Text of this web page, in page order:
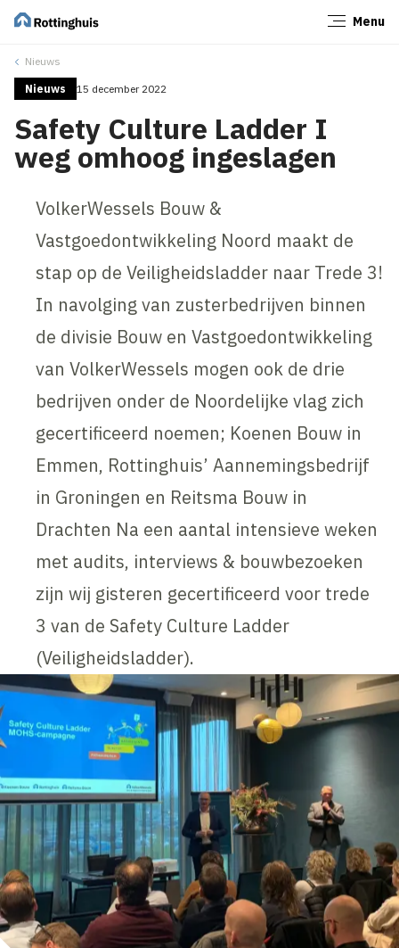
Menu
Nieuws
Nieuws 15 december 2022
Safety Culture Ladder I
weg omhoog ingeslagen
VolkerWessels Bouw &
Vastgoedontwikkeling Noord maakt de
stap op de Veiligheidsladder naar Trede 3!
In navolging van zusterbedrijven binnen
de divisie Bouw en Vastgoedontwikkeling
van VolkerWessels mogen ook de drie
bedrijven onder de Noordelijke vlag zich
gecertificeerd noemen; Koenen Bouw in
Emmen, Rottinghuis’ Aannemingsbedrijf
in Groningen en Reitsma Bouw in
Drachten Na een aantal intensieve weken
met audits, interviews & bouwbezoeken
zijn wij gisteren gecertificeerd voor trede
3 van de Safety Culture Ladder
(Veiligheidsladder).
Sluiten